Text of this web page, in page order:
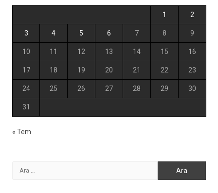
1 2
3 4 5 6 7 8 9
10 11 12 13 14 15 16
17 18 19 20 21 22 23
24 25 26 27 28 29 30
31
« Tem